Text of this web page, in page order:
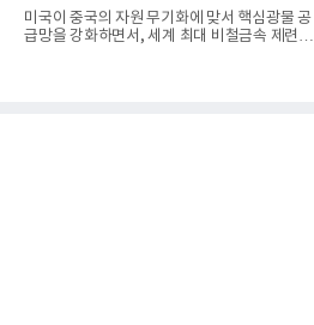
미국이 중국의 자원 무기화에 맞서 핵심광물 공
급망을 강화하면서, 세계 최대 비철금속 제련기